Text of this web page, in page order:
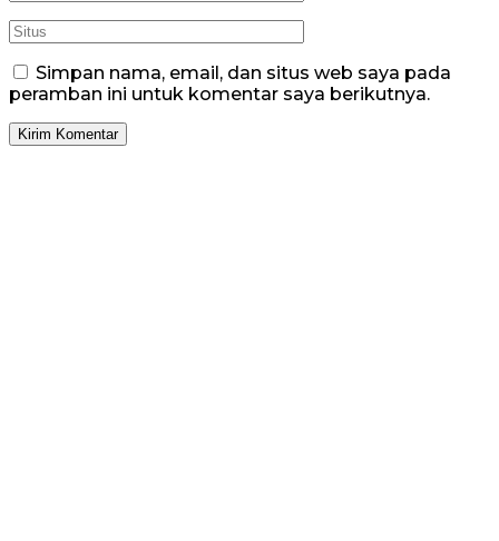
Simpan nama, email, dan situs web saya pada
peramban ini untuk komentar saya berikutnya.